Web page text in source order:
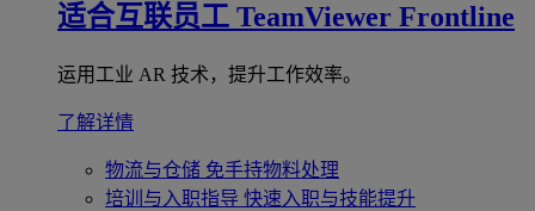
适合互联员工 TeamViewer Frontline
运用工业 AR 技术，提升工作效率。
了解详情
物流与仓储 免手持物料处理
培训与入职指导 快速入职与技能提升